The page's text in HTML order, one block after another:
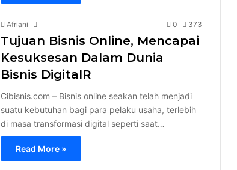
Afriani 0 373
Tujuan Bisnis Online, Mencapai
Kesuksesan Dalam Dunia
Bisnis DigitalR
Cibisnis.com – Bisnis online seakan telah menjadi
suatu kebutuhan bagi para pelaku usaha, terlebih
di masa transformasi digital seperti saat…
Read More »